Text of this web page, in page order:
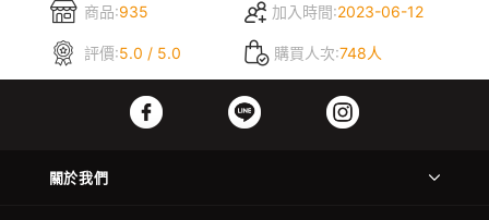
商品:935 加入時間:2023-06-12
評價:5.0 / 5.0 購買人次:748人
關於我們